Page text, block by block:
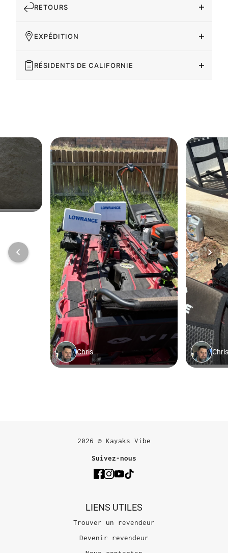
RETOURS
EXPÉDITION
RÉSIDENTS DE CALIFORNIE
2026 © Kayaks Vibe
Suivez-nous
LIENS UTILES
Trouver un revendeur
Devenir revendeur